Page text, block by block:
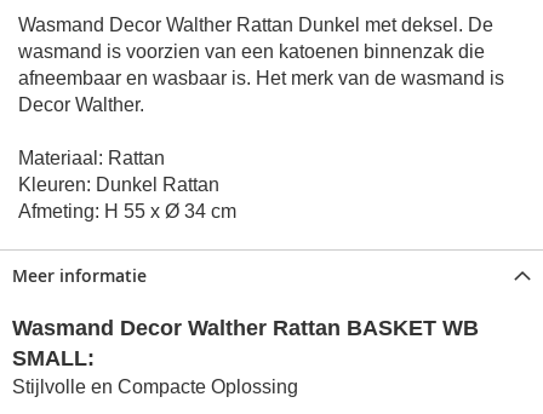
Wasmand Decor Walther Rattan Dunkel met deksel. De
wasmand is voorzien van een katoenen binnenzak die
afneembaar en wasbaar is. Het merk van de wasmand is
Decor Walther.
Materiaal: Rattan
Kleuren: Dunkel Rattan
Afmeting: H 55 x Ø 34 cm
Meer informatie
Wasmand Decor Walther Rattan BASKET WB
SMALL:
Stijlvolle en Compacte Oplossing